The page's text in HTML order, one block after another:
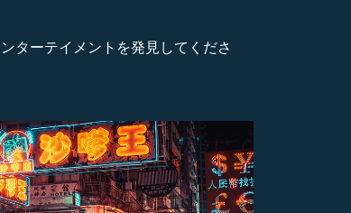
ターテイメントを発見してくださ